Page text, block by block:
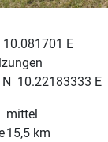
E
10.22183333 E
mittel
15,5 km